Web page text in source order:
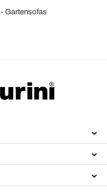
Gartensofas